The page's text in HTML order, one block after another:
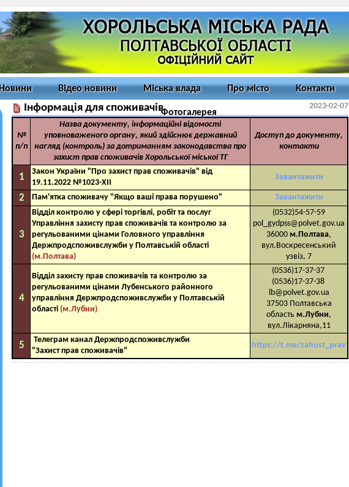
Новини Відео новини Міська влада Про місто Контакти
Фотогалерея
Інформація для споживачів 2023-02-07
№
п/п
Назва документу, інформаційні відомості
уповноваженого органу, який здійснює державний
нагляд (контроль) за дотриманням законодавства про
захист прав споживачів Хорольської міської ТГ
Доступ до документу,
контакти
1
Закон України "Про захист прав споживачів" від
19.11.2022 №1023-ХІІ
Завантажити
2 Пам'ятка споживачу "Якщо ваші права порушено" Завантажити
3
Відділ контролю у сфері торгівлі, робіт та послуг
Управління захисту прав споживачів та контролю за
регульованими цінами Головного управління
Держпродспоживслужби у Полтавській області
(м.Полтава)
(0532)54-57-59
pol_gydpss@polvet.gov.ua
36000 м.Полтава,
вул.Воскресенський
узвіз, 7
4
Відділ захисту прав споживачів та контролю за
регульованими цінами Лубенського районного
управління Держпродспоживслужби у Полтавській
області (м.Лубни)
(0536)17-37-37
(0536)17-37-38
lb@polvet.gov.ua
37503 Полтавська
область м.Лубни,
вул.Лікарняна,11
5
Телеграм канал Держпродспоживслужби
"Захист прав споживачів"
https://t.me/zahust_prav